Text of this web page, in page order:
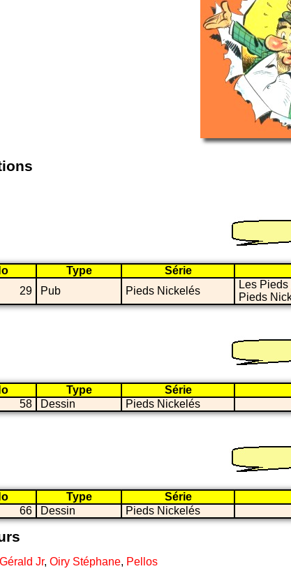
Type Série
29
Pub Pieds Nickelés
Les
Pieds
Type Série
58
Dessin Pieds Nickelés
Type Série
66
Dessin Pieds Nickelés
Jr, Oiry Stéphane, Pellos